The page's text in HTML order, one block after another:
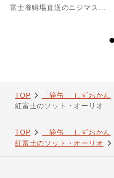
TOP
「静缶」 しずおかん
紅富士のソット・オーリオ
TOP
「静缶」 しずおかん
紅富士のソット・オーリオ